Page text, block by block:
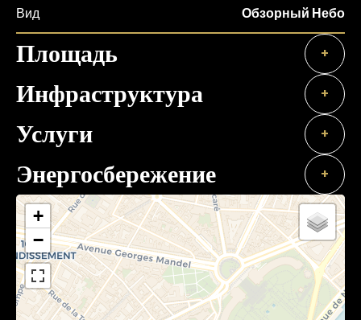
Вид Обзорный Небо
Площадь +
Инфраструктура +
Услуги +
Энергосбережение +
+
−